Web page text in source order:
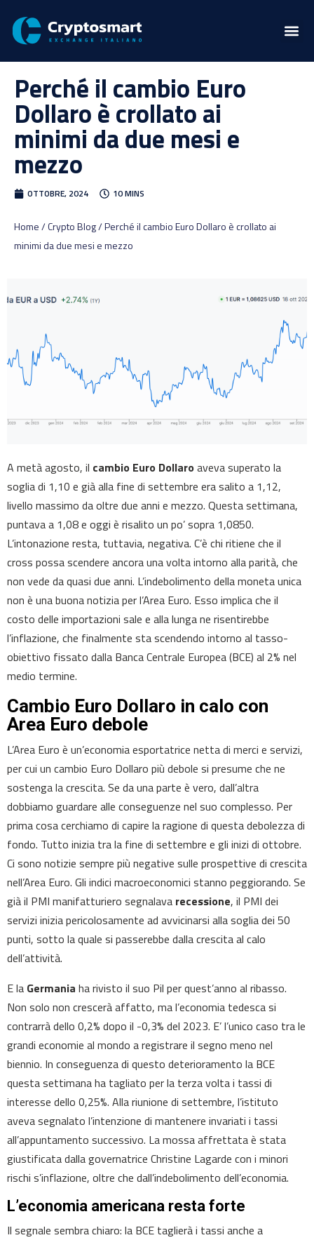
Perché il cambio Euro
Dollaro è crollato ai
minimi da due mesi e
mezzo
OTTOBRE, 2024 10 MINS
Home / Crypto Blog / Perché il cambio Euro Dollaro è crollato ai
minimi da due mesi e mezzo
A metà agosto, il cambio Euro Dollaroaveva superato la
soglia di 1,10 e già alla fine di settembre era salito a 1,12,
livello massimo da oltre due anni e mezzo. Questa settimana,
puntava a 1,08 e oggi è risalito un po’ sopra 1,0850.
L’intonazione resta, tuttavia, negativa. C’è chi ritiene che il
cross possa scendere ancora una volta intorno alla parità, che
non vede da quasi due anni. L’indebolimento della moneta unica
non è una buona notizia per l’Area Euro. Esso implica che il
costo delle importazioni sale e alla lunga ne risentirebbe
l’inflazione, che finalmente sta scendendo intorno al tasso-
obiettivo fissato dalla Banca Centrale Europea (BCE) al 2% nel
medio termine.
Cambio Euro Dollaro in calo con
Area Euro debole
L’Area Euro è un’economia esportatrice netta di merci e servizi,
per cui un cambio Euro Dollaro più debole si presume che ne
sostenga la crescita. Se da una parte è vero, dall’altra
dobbiamo guardare alle conseguenze nel suo complesso. Per
prima cosa cerchiamo di capire la ragione di questa debolezza di
fondo. Tutto inizia tra la fine di settembre e gli inizi di ottobre.
Ci sono notizie sempre più negative sulle prospettive di crescita
nell’Area Euro. Gli indici macroeconomici stanno peggiorando. Se
già il PMI manifatturiero segnalava recessione, il PMI dei
servizi inizia pericolosamente ad avvicinarsi alla soglia dei 50
punti, sotto la quale si passerebbe dalla crescita al calo
dell’attività.
E la Germania ha rivisto il suo Pil per quest’anno al ribasso.
Non solo non crescerà affatto, ma l’economia tedesca si
contrarrà dello 0,2% dopo il -0,3% del 2023. E’ l’unico caso tra le
grandi economie al mondo a registrare il segno meno nel
biennio. In conseguenza di questo deterioramento la BCE
questa settimana ha tagliato per la terza volta i tassi di
interesse dello 0,25%. Alla riunione di settembre, l’istituto
aveva segnalato l’intenzione di mantenere invariati i tassi
all’appuntamento successivo. La mossa affrettata è stata
giustificata dalla governatrice Christine Lagarde con i minori
rischi s’inflazione, oltre che dall’indebolimento dell’economia.
L’economia americana resta forte
Il segnale sembra chiaro: la BCE taglierà i tassi anche a